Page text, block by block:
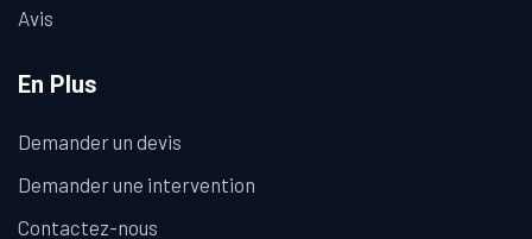
Avis
En Plus
Demander un devis
Demander une intervention
Contactez-nous